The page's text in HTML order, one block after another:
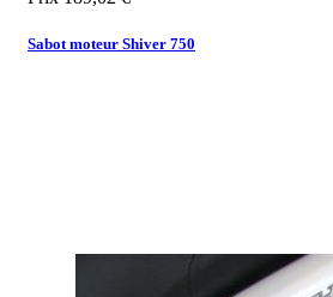
Sabot moteur Shiver 750